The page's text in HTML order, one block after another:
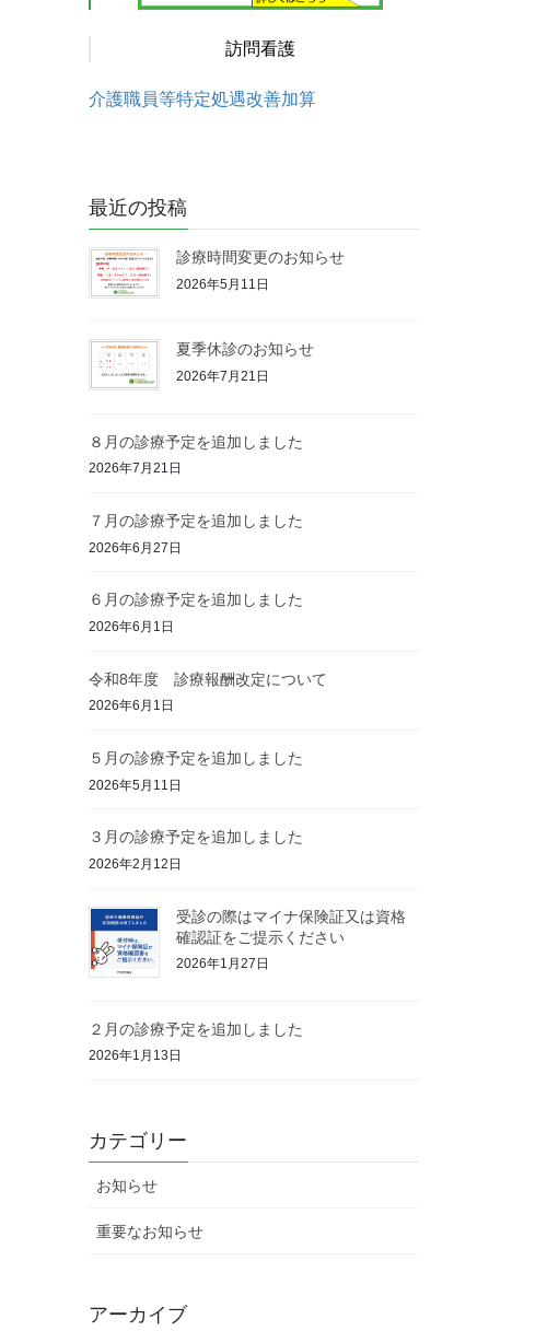
訪問看護
介護職員等特定処遇改善加算
最近の投稿
診療時間変更のお知らせ
2026年5月11日
夏季休診のお知らせ
2026年7月21日
８月の診療予定を追加しました
2026年7月21日
７月の診療予定を追加しました
2026年6月27日
６月の診療予定を追加しました
2026年6月1日
令和8年度 診療報酬改定について
2026年6月1日
５月の診療予定を追加しました
2026年5月11日
３月の診療予定を追加しました
2026年2月12日
受診の際はマイナ保険証又は資格
確認証をご提示ください
2026年1月27日
２月の診療予定を追加しました
2026年1月13日
カテゴリー
お知らせ
重要なお知らせ
アーカイブ